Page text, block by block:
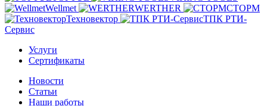
Wellmet
WERTHER
СТОРМ
Техновектор
ТПК РТИ-
Сервис
Услуги
Сертификаты
Новости
Статьи
Наши работы